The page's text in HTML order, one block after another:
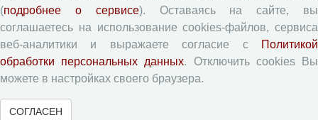
Форма рецензии
Журналы ВолНЦ РАН
Экономические и социальные перемены
(подробнее о сервисе). Оставаясь на сайте, вы
соглашаетесь на использование cookies-файлов, сервиса
веб-аналитики и выражаете согласие с
Политикой
обработки персональных данных. Отключить cookies Вы
можете в настройках своего браузера.
СОГЛАСЕН